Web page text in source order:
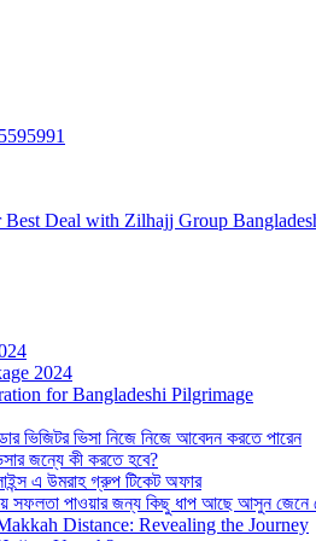
Deal with Zilhajj Group
2024
for Bangladeshi Pilgrimage
ভিজিটর ভিসা নিজে নিজে আবেদন করতে পারেন
জন্যে কী করতে হবে?
এ উমরাহ গ্রুপ টিকেট অফার
সফলতা পাওয়ার জন্য কিছু ধাপ আছে আসুন জেনে
Distance: Revealing the Journey